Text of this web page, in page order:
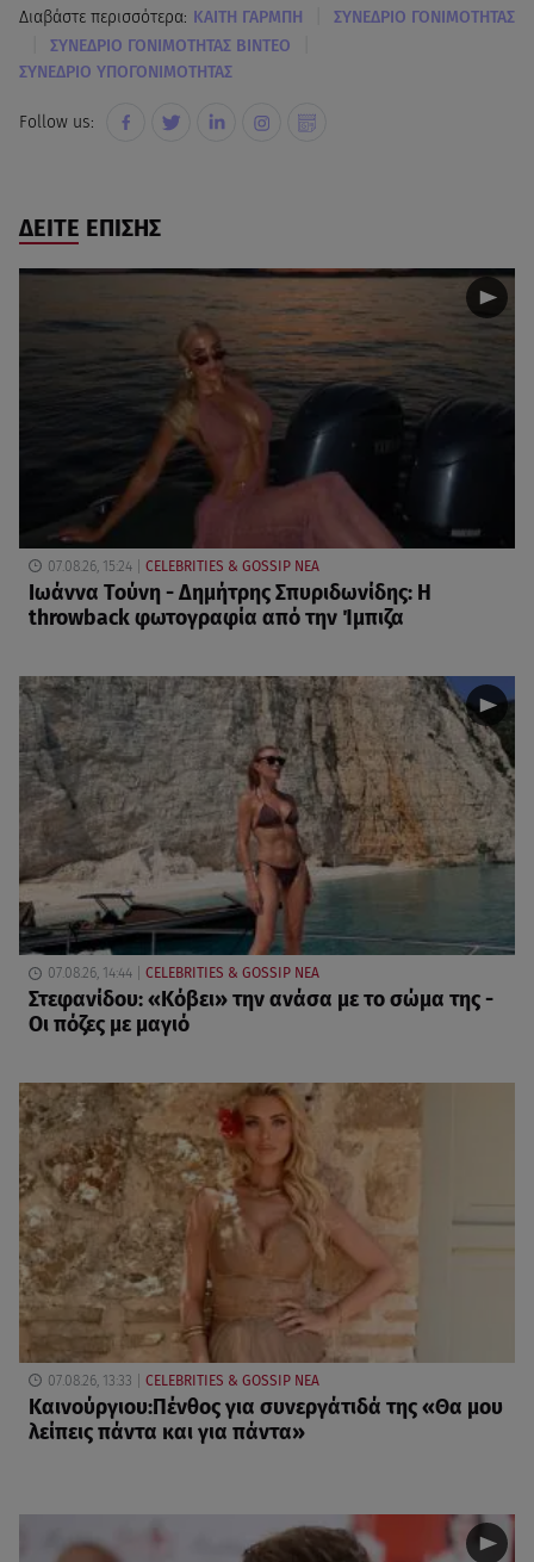
Διαβάστε περισσότερα: KΑΙΤΗ ΓΑΡΜΠΗ ΣΥΝΕΔΡΙΟ ΓΟΝΙΜΟΤΗΤΑΣ
ΣΥΝΕΔΡΙΟ ΓΟΝΙΜΟΤΗΤΑΣ ΒΙΝΤΕΟ
ΣΥΝΕΔΡΙΟ ΥΠΟΓΟΝΙΜΟΤΗΤΑΣ
Follow us:
ΔΕΙΤΕ ΕΠΙΣΗΣ
07.08.26, 15:24 CELEBRITIES & GOSSIP ΝΕΑ
Ιωάννα Τούνη - Δημήτρης Σπυριδωνίδης: Η
throwback φωτογραφία από την Ίμπιζα
07.08.26, 14:44 CELEBRITIES & GOSSIP ΝΕΑ
Στεφανίδου: «Κόβει» την ανάσα με το σώμα της -
Οι πόζες με μαγιό
07.08.26, 13:33 CELEBRITIES & GOSSIP ΝΕΑ
Καινούργιου:Πένθος για συνεργάτιδά της «Θα μου
λείπεις πάντα και για πάντα»